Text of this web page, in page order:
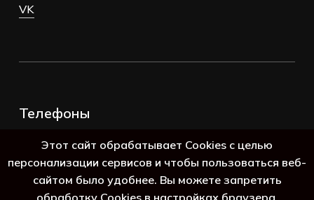
VK
Телефоны
8 (800) 250-69-39
Этот сайт обрабатывает Cookies с целью
персонализации сервисов и чтобы пользоваться веб-
сайтом было удобнее. Вы можете запретить
обработку Cookies в настройках браузера.